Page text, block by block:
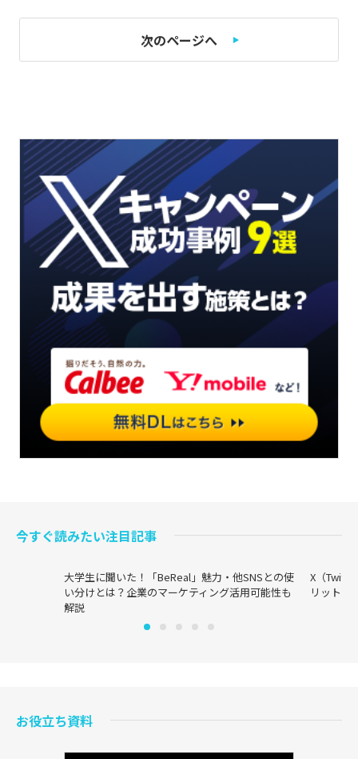
次のページへ
今すぐ読みたい注目記事
大学生に聞いた！「BeReal」魅力・他SNSとの使
い分けとは？企業のマーケティング活用可能性も
解説
X（
リットま
お役立ち資料